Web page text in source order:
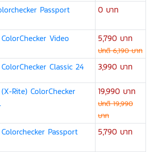
Passport 0 บาท
Video 5,790 บาท
ปกติ 6,190 บาท
Classic 24 3,990 บาท
Rite) ColorChecker
19,990 บาท
ปกติ 19,990
บาท
Passport
5,790 บาท